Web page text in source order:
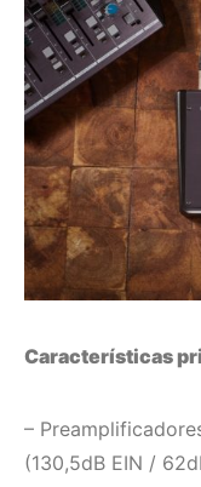
Características
–
(130,5dB EIN /